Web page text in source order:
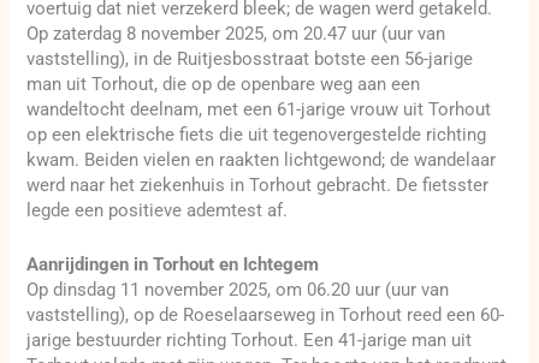
voertuig dat niet verzekerd bleek; de wagen werd getakeld.
Op zaterdag 8 november 2025, om 20.47 uur (uur van
vaststelling), in de Ruitjesbosstraat botste een 56-jarige
man uit Torhout, die op de openbare weg aan een
wandeltocht deelnam, met een 61-jarige vrouw uit Torhout
op een elektrische fiets die uit tegenovergestelde richting
kwam. Beiden vielen en raakten lichtgewond; de wandelaar
werd naar het ziekenhuis in Torhout gebracht. De fietsster
legde een positieve ademtest af.
Aanrijdingen in Torhout en Ichtegem
Op dinsdag 11 november 2025, om 06.20 uur (uur van
vaststelling), op de Roeselaarseweg in Torhout reed een 60-
jarige bestuurder richting Torhout. Een 41-jarige man uit